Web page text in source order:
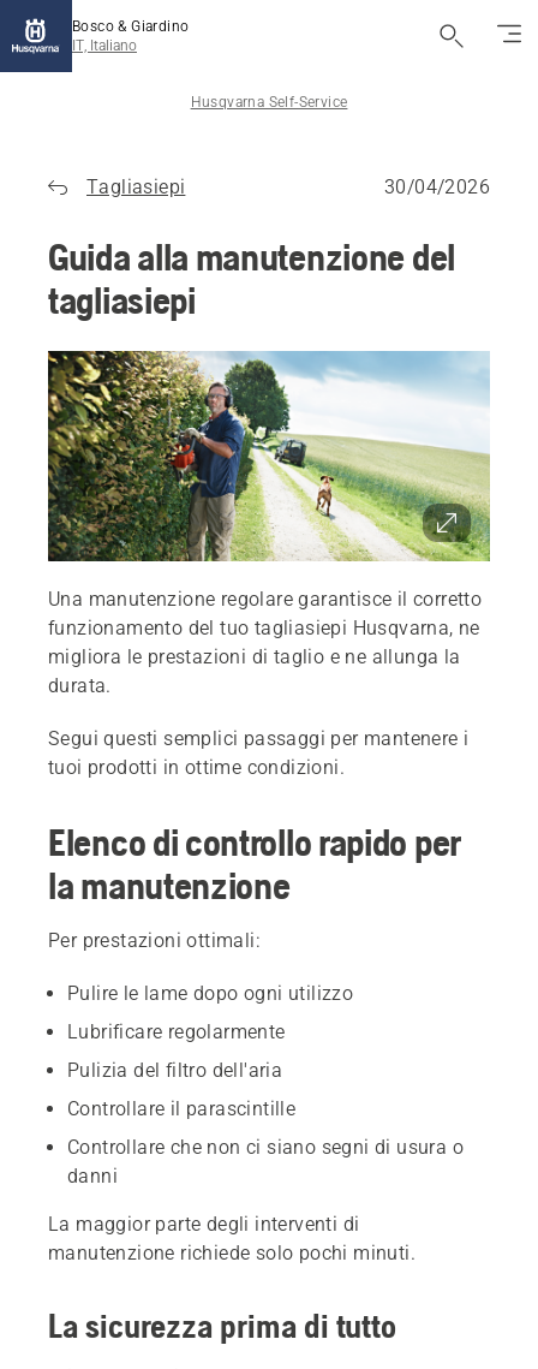
Bosco & Giardino
IT, Italiano
Husqvarna Self-Service
Tagliasiepi 30/04/2026
Guida alla manutenzione del
tagliasiepi
Una manutenzione regolare garantisce il corretto
funzionamento del tuo tagliasiepi Husqvarna, ne
migliora le prestazioni di taglio e ne allunga la
durata.
Segui questi semplici passaggi per mantenere i
tuoi prodotti in ottime condizioni.
Elenco di controllo rapido per
la manutenzione
Per prestazioni ottimali:
Pulire le lame dopo ogni utilizzo
Lubrificare regolarmente
Pulizia del filtro dell'aria
Controllare il parascintille
Controllare che non ci siano segni di usura o
danni
La maggior parte degli interventi di
manutenzione richiede solo pochi minuti.
La sicurezza prima di tutto